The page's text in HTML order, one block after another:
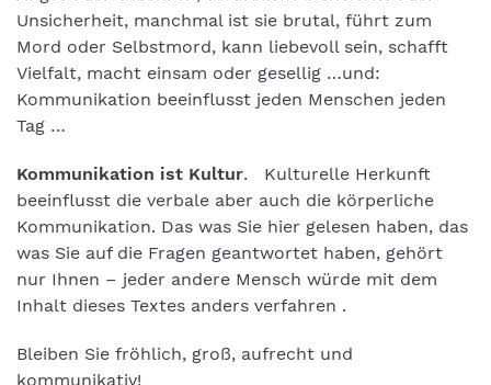
Unsicherheit, manchmal ist sie brutal, führt zum
Mord oder Selbstmord, kann liebevoll sein, schafft
Vielfalt, macht einsam oder gesellig …und:
Kommunikation beeinflusst jeden Menschen jeden
Tag …
Kommunikation ist Kultur. Kulturelle Herkunft
beeinflusst die verbale aber auch die körperliche
Kommunikation. Das was Sie hier gelesen haben, das
was Sie auf die Fragen geantwortet haben, gehört
nur Ihnen – jeder andere Mensch würde mit dem
Inhalt dieses Textes anders verfahren .
Bleiben Sie fröhlich, groß, aufrecht und
kommunikativ!